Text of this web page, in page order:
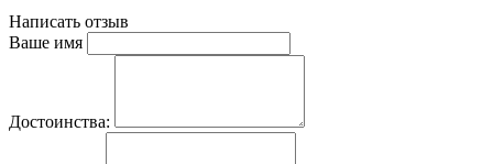
Написать отзыв
Ваше имя
Достоинства: